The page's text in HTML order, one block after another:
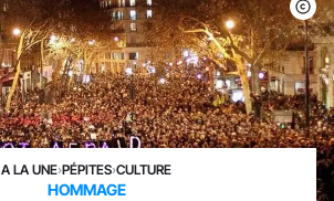
A LA UNE›PÉPITES›CULTURE
HOMMAGE